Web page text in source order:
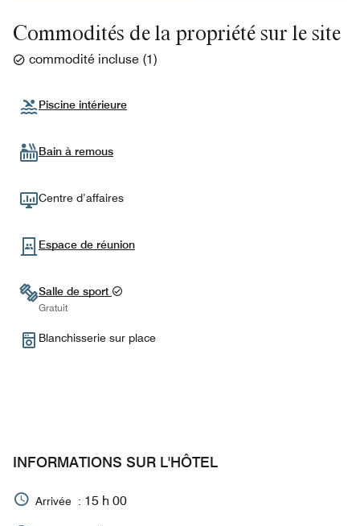
Commodités de la propriété sur le site
commodité incluse (1)
Piscine intérieure
Bain à remous
Centre d’affaires
Espace de réunion
Salle de sport
Gratuit
Blanchisserie sur place
INFORMATIONS SUR L'HÔTEL
Arrivée : 15 h 00